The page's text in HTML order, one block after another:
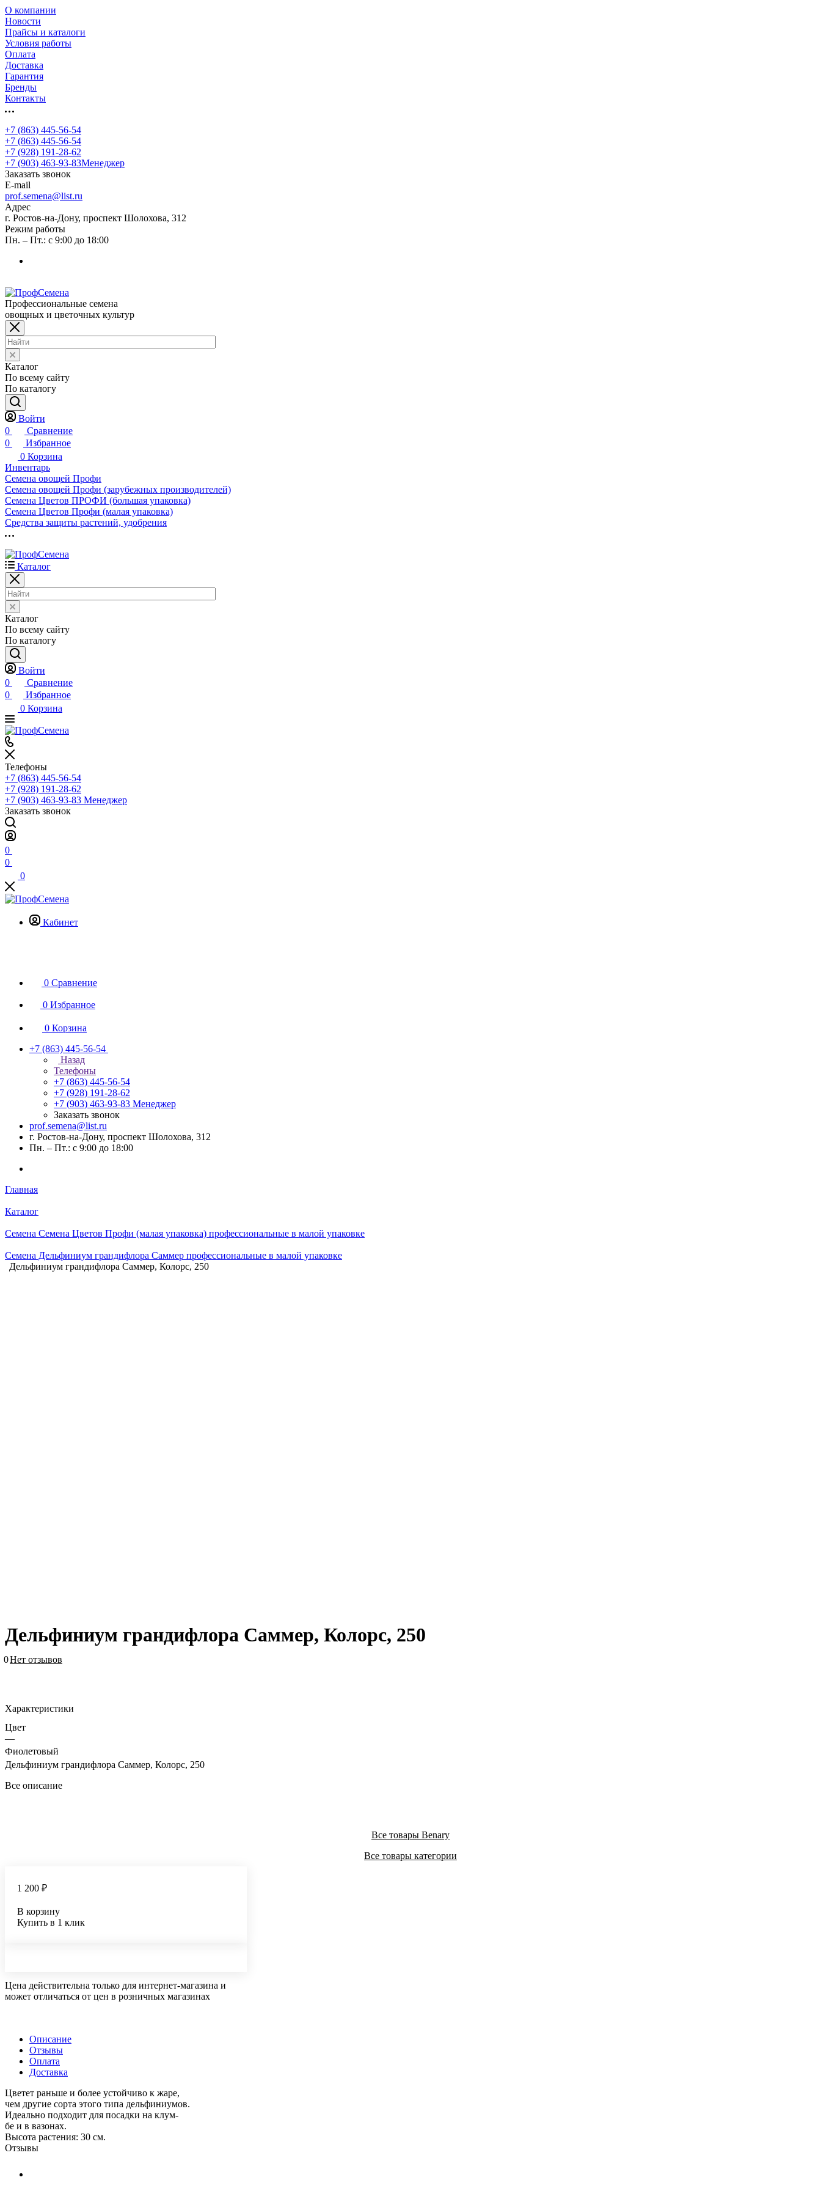
О компании
Новости
Прайсы и каталоги
Условия работы
Оплата
Доставка
Гарантия
Бренды
Контакты
+7 (863) 445-56-54
+7 (863) 445-56-54
+7 (928) 191-28-62
+7 (903) 463-93-83Менеджер
Заказать звонок
E-mail
prof.semena@list.ru
Адрес
г. Ростов-на-Дону, проспект Шолохова, 312
Режим работы
Пн. – Пт.: с 9:00 до 18:00
Профессиональные семена
овощных и цветочных культур
Каталог
По всему сайту
По каталогу
Войти
0
Сравнение
0
Избранное
0 Корзина
Инвентарь
Семена овощей Профи
Семена овощей Профи (зарубежных производителей)
Семена Цветов ПРОФИ (большая упаковка)
Семена Цветов Профи (малая упаковка)
Средства защиты растений, удобрения
Каталог
Каталог
По всему сайту
По каталогу
Войти
0
Сравнение
0
Избранное
0 Корзина
Телефоны
+7 (863) 445-56-54
+7 (928) 191-28-62
+7 (903) 463-93-83 Менеджер
Заказать звонок
0
0
0
Кабинет
0 Сравнение
0 Избранное
0 Корзина
+7 (863) 445-56-54
Назад
Телефоны
+7 (863) 445-56-54
+7 (928) 191-28-62
+7 (903) 463-93-83 Менеджер
Заказать звонок
prof.semena@list.ru
г. Ростов-на-Дону, проспект Шолохова, 312
Пн. – Пт.: с 9:00 до 18:00
Главная
Каталог
Семена Семена Цветов Профи (малая упаковка) профессиональные в малой упаковке
Семена Дельфиниум грандифлора Саммер профессиональные в малой упаковке
Дельфиниум грандифлора Саммер, Колорс, 250
Дельфиниум грандифлора Саммер, Колорс, 250
0Нет отзывов
Характеристики
Цвет
—
Фиолетовый
Дельфиниум грандифлора Саммер, Колорс, 250
Все описание
Все товары Benary
Все товары категории
1 200 ₽
В корзину
Купить в 1 клик
Цена действительна только для интернет-магазина и
может отличаться от цен в розничных магазинах
Описание
Отзывы
Оплата
Доставка
Цветет раньше и более устойчиво к жаре,
чем другие сорта этого типа дельфиниумов.
Идеально подходит для посадки на клум-
бе и в вазонах.
Высота растения: 30 см.
Отзывы